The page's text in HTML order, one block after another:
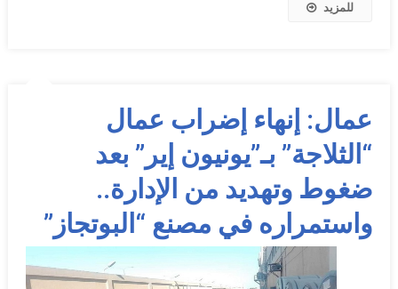
للمزيد
عمال: إنهاء إضراب عمال
“الثلاجة” بـ”يونيون إير” بعد
ضغوط وتهديد من الإدارة..
واستمراره في مصنع “البوتجاز”